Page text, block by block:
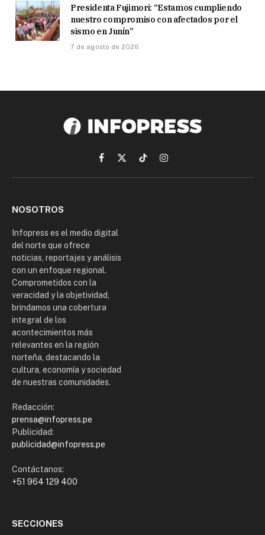
Presidenta Fujimori: “Estamos cumpliendo
nuestro compromiso con afectados por el
sismo en Junín”
7 de agosto de 2026
Facebook
X
(Twitter)
TikTokInstagram
NOSOTROS
Infopress es el medio digital
del norte que ofrece
noticias, reportajes y análisis
con un enfoque regional.
Comprometidos con la
veracidad y la objetividad,
brindamos una cobertura
integral de los
acontecimientos más
relevantes en la región
norteña, destacando la
cultura, economía y sociedad
de nuestras comunidades.
Redacción:
prensa@infopress.pe
Publicidad:
publicidad@infopress.pe
Contáctanos:
+51 964 129 400
SECCIONES